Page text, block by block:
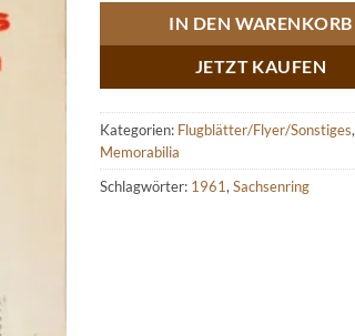
IN DEN WARENKORB
JETZT KAUFEN
Kategorien: Flugblätter/Flyer/Sonstiges,
Memorabilia
Schlagwörter: 1961, Sachsenring